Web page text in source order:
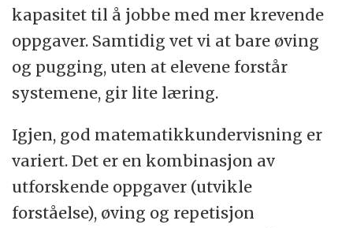
kapasitet til å jobbe med mer krevende
oppgaver. Samtidig vet vi at bare øving
og pugging, uten at elevene forstår
systemene, gir lite læring.
Igjen, god matematikkundervisning er
variert. Det er en kombinasjon av
utforskende oppgaver (utvikle
forståelse), øving og repetisjon